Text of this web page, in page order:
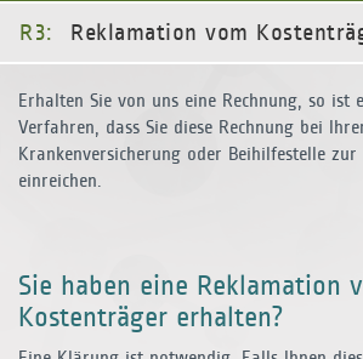
R3: Reklamation vom
Erhalten Sie von uns eine Rechnung, so ist
Verfahren, dass Sie diese Rechnung bei
Krankenversicherung oder Beihilfestelle
einreichen.
Sie haben eine Reklamation
Kostenträger erhalten?